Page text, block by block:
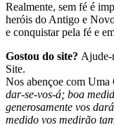
Realmente, sem fé é
heróis do Antigo e
e conquistar pela fé e
Gostou do site? Ajude-
Site.
Nos abençoe com Uma
dar-se-vos-á; boa
generosamente vos
medido vos medirão